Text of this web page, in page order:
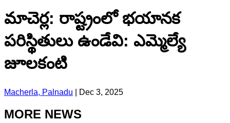
మాచెర్ల: రాష్ట్రంలో భయానక
పరిస్థితులు ఉండేవి: ఎమ్మెల్యే
జూలకంటి
Macherla, Palnadu Dec 3, 2025
MORE NEWS